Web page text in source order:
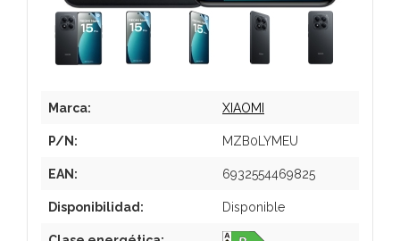
Marca: XIAOMI
P/N: MZB0LYMEU
EAN: 6932554469825
Disponibilidad: Disponible